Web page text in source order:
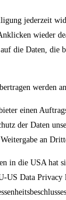
jederzeit
wieder
die Daten, die
werden
einen
der Daten
an
in die USA hat
US Data Privacy